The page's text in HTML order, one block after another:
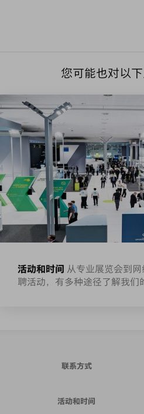
您可能也对以
活动和时间 从专业展览会到
聘活动，有多种途径了解我们
联系方式
活动和时间